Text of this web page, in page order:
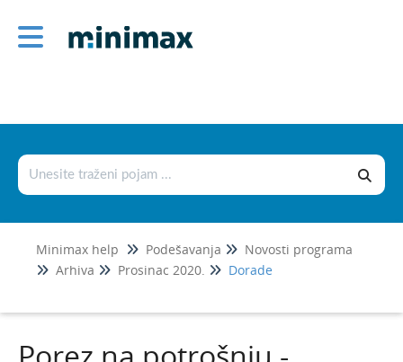
Minimax help Podešavanja
Novosti programa
Arhiva
Prosinac 2020. Dorade
Korisnici i njihova prava
Licence
Postavke organizacije
Šifrarnici
Uvoz i izvoz podataka